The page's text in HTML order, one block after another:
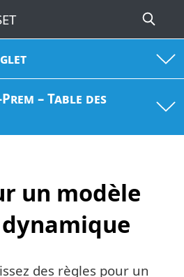
Prem – Table des
un modèle
des règles pour un